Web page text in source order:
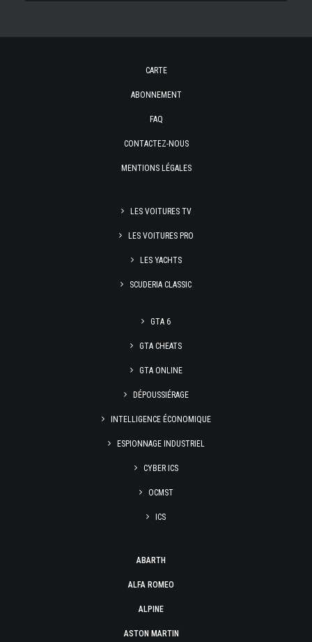
CARTE
ABONNEMENT
FAQ
CONTACTEZ-NOUS
MENTIONS LÉGALES
LES VOITURES TV
LES VOITURES PRO
LES YACHTS
SCUDERIA CLASSIC
GTA 6
GTA CHEATS
GTA ONLINE
DÉPOUSSIÉRAGE
INTELLIGENCE ÉCONOMIQUE
ESPIONNAGE INDUSTRIEL
CYBER ICS
OCMST
ICS
ABARTH
ALFA ROMEO
ALPINE
ASTON MARTIN